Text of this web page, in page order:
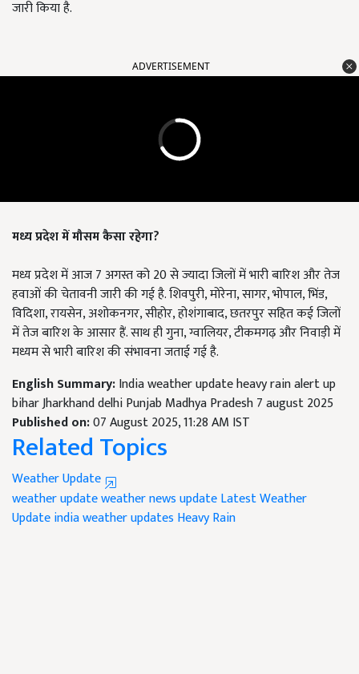
जारी किया है.
ADVERTISEMENT
मध्य प्रदेश में मौसम कैसा रहेगा?
मध्य प्रदेश में आज 7 अगस्त को 20 से ज्यादा जिलों में भारी बारिश और तेज
हवाओं की चेतावनी जारी की गई है. शिवपुरी, मोरेना, सागर, भोपाल, भिंड,
विदिशा, रायसेन, अशोकनगर, सीहोर, होशंगाबाद, छतरपुर सहित कई जिलों
में तेज बारिश के आसार हैं. साथ ही गुना, ग्वालियर, टीकमगढ़ और निवाड़ी में
मध्यम से भारी बारिश की संभावना जताई गई है.
English Summary:India weather update heavy rain alert up
bihar Jharkhand delhi Punjab Madhya Pradesh 7 august 2025
Published on:07 August 2025, 11:28 AM IST
Related Topics
Weather Update
weather updateweather news updateLatest Weather
Updateindia weather updates Heavy Rain